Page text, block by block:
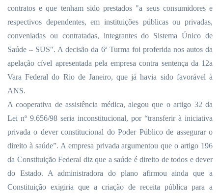
contratos e que tenham sido prestados "a seus consumidores e
respectivos dependentes, em instituições públicas ou privadas,
conveniadas ou contratadas, integrantes do Sistema Único de
Saúde – SUS". A decisão da 6ª Turma foi proferida nos autos da
apelação cível apresentada pela empresa contra sentença da 12a
Vara Federal do Rio de Janeiro, que já havia sido favorável à
ANS.
A cooperativa de assistência médica, alegou que o artigo 32 da
Lei nº 9.656/98 seria inconstitucional, por “transferir à iniciativa
privada o dever constitucional do Poder Público de assegurar o
direito à saúde”. A empresa privada argumentou que o artigo 196
da Constituição Federal diz que a saúde é direito de todos e dever
do Estado. A administradora do plano afirmou ainda que a
Constituição exigiria que a criação de receita pública para a